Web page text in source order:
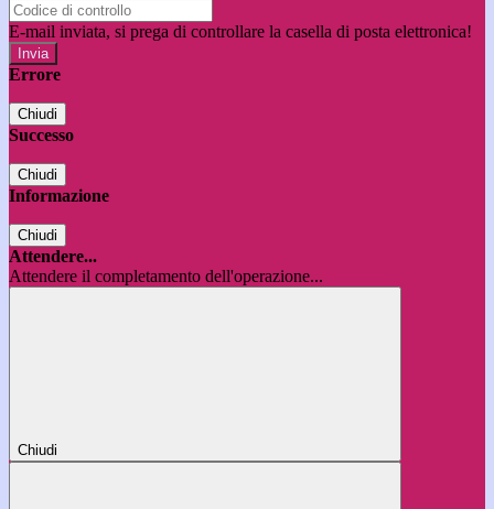
E-mail inviata, si prega di controllare la casella di posta elettronica!
Errore
Chiudi
Successo
Chiudi
Informazione
Chiudi
Attendere...
Attendere il completamento dell'operazione...
Chiudi